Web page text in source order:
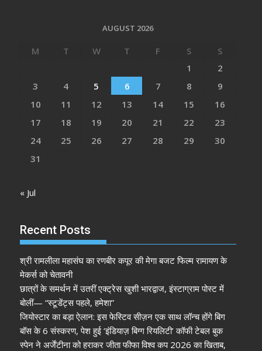
AUGUST 2026
M T W T F S
S
1
2
3
4 5 6 7 8
9
10
11 12 13 14 15
16
17
18 19 20 21 22
23
24
25 26 27 28 29
30
31
« Jul
Recent Posts
श्री रामलीला महासंघ का रणबीर कपूर की मेगा बजट फिल्म रामायण के
मेकर्स को चेतावनी
छात्रों के समर्थन में उतरीं एक्ट्रेस खुशी भारद्वाज, इंस्टाग्राम पोस्ट में
बोलीं— “स्टूडेंट्स पहले, हमेशा”
जियोस्टार का बड़ा ऐलान: इस फेस्टिव सीज़न एक साथ लॉन्च होंगे बिग
बॉस के 6 संस्करण, पेश हुई ‘इंडियाज़ बिग्ग रियलिटी’ कॉफी टेबल बुक
स्पेन ने अर्जेंटीना को हराकर जीता फीफा विश्व कप 2026 का खिताब,